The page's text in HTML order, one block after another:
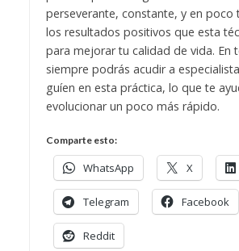
perseverante, constante, y en poco
los resultados positivos que esta
para mejorar tu calidad de vida. En
siempre podrás acudir a
guíen en esta práctica, lo que te
evolucionar un poco más rápido.
Comparte esto:
WhatsApp X
Telegram Facebook
Reddit